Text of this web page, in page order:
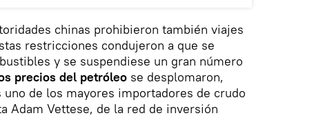
chinas prohibieron también viajes
restricciones condujeron a que se
y se suspendiese un gran número
precios del petróleo se desplomaron,
uno de los mayores importadores de crudo
Adam Vettese, de la red de inversión